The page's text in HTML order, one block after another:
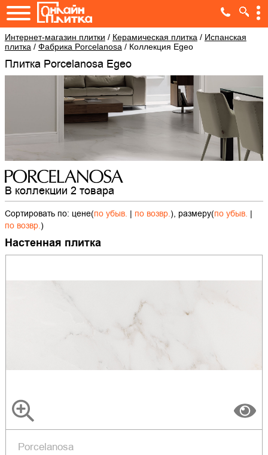
Интернет-магазин плитки / Керамическая плитка / Испанская
плитка / Фабрика Porcelanosa / Коллекция Egeo
Плитка Porcelanosa Egeo
В коллекции 2 товара
Сортировать по: цене(по убыв. | по возвр.), размеру(по убыв. |
по возвр.)
Настенная плитка
Porcelanosa